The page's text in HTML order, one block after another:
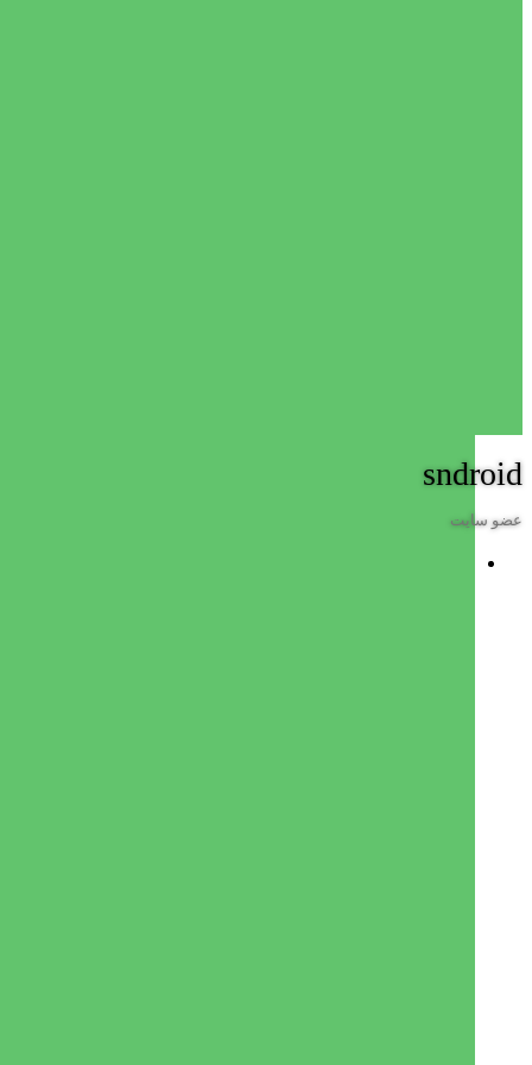
sndroid
عضو سایت